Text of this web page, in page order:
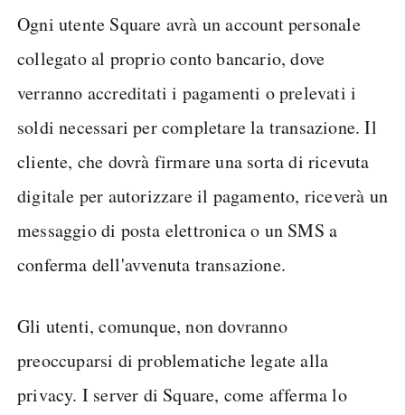
Ogni utente Square avrà un account personale
collegato al proprio conto bancario, dove
verranno accreditati i pagamenti o prelevati i
soldi necessari per completare la transazione. Il
cliente, che dovrà firmare una sorta di ricevuta
digitale per autorizzare il pagamento, riceverà un
messaggio di posta elettronica o un SMS a
conferma dell'avvenuta transazione.
Gli utenti, comunque, non dovranno
preoccuparsi di problematiche legate alla
privacy. I server di Square, come afferma lo